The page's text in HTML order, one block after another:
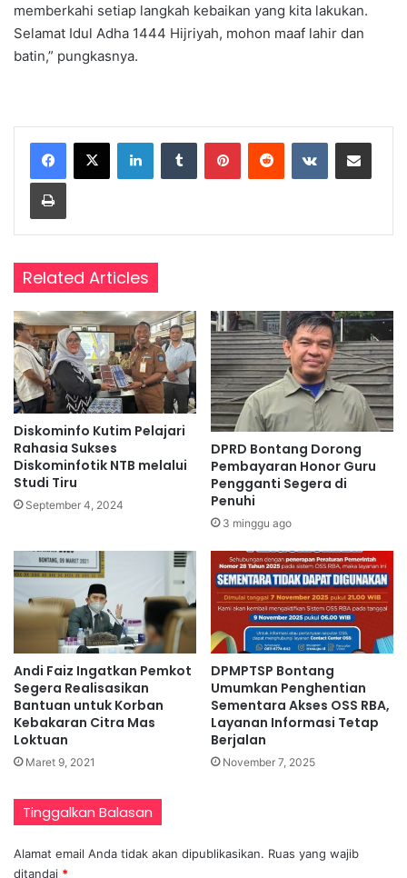
memberkahi setiap langkah kebaikan yang kita lakukan.
Selamat Idul Adha 1444 Hijriyah, mohon maaf lahir dan
batin,” pungkasnya.
Related Articles
Diskominfo Kutim Pelajari
Rahasia Sukses
Diskominfotik NTB melalui
Studi Tiru
September 4, 2024
DPRD Bontang Dorong
Pembayaran Honor Guru
Pengganti Segera di
Penuhi
3 minggu ago
Andi Faiz Ingatkan Pemkot
Segera Realisasikan
Bantuan untuk Korban
Kebakaran Citra Mas
Loktuan
Maret 9, 2021
DPMPTSP Bontang
Umumkan Penghentian
Sementara Akses OSS RBA,
Layanan Informasi Tetap
Berjalan
November 7, 2025
Tinggalkan Balasan
Alamat email Anda tidak akan dipublikasikan. Ruas yang wajib
ditandai *